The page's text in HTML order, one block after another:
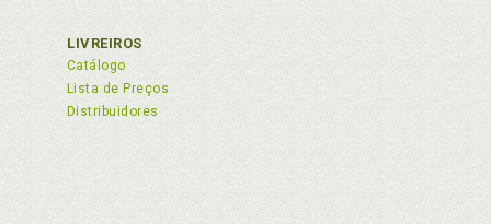
p. 23
p. 15
LIVREIROS
Catálogo
Lista de Preços
Distribuidores